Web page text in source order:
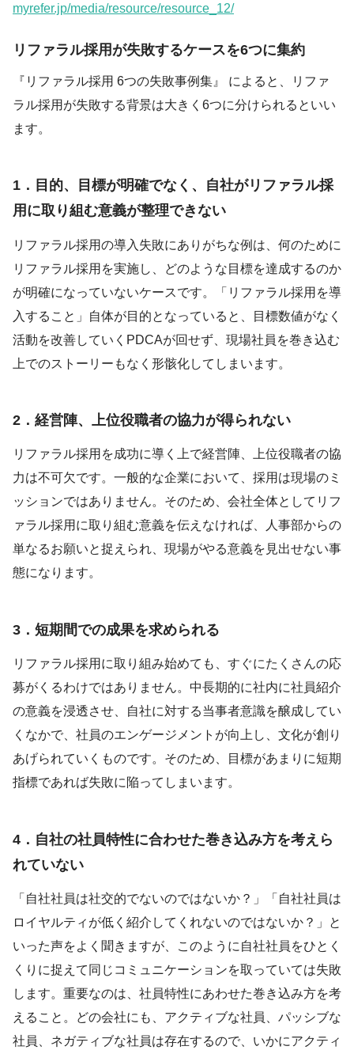
myrefer.jp/media/resource/resource_12/
リファラル採用が失敗するケースを6つに集約
『リファラル採用 6つの失敗事例集』 によると、リファ
ラル採用が失敗する背景は大きく6つに分けられるといい
ます。
1．目的、目標が明確でなく、自社がリファラル採
用に取り組む意義が整理できない
リファラル採用の導入失敗にありがちな例は、何のために
リファラル採用を実施し、どのような目標を達成するのか
が明確になっていないケースです。「リファラル採用を導
入すること」自体が目的となっていると、目標数値がなく
活動を改善していくPDCAが回せず、現場社員を巻き込む
上でのストーリーもなく形骸化してしまいます。
2．経営陣、上位役職者の協力が得られない
リファラル採用を成功に導く上で経営陣、上位役職者の協
力は不可欠です。一般的な企業において、採用は現場のミ
ッションではありません。そのため、会社全体としてリフ
ァラル採用に取り組む意義を伝えなければ、人事部からの
単なるお願いと捉えられ、現場がやる意義を見出せない事
態になります。
3．短期間での成果を求められる
リファラル採用に取り組み始めても、すぐにたくさんの応
募がくるわけではありません。中長期的に社内に社員紹介
の意義を浸透させ、自社に対する当事者意識を醸成してい
くなかで、社員のエンゲージメントが向上し、文化が創り
あげられていくものです。そのため、目標があまりに短期
指標であれば失敗に陥ってしまいます。
4．自社の社員特性に合わせた巻き込み方を考えら
れていない
「自社社員は社交的でないのではないか？」「自社社員は
ロイヤルティが低く紹介してくれないのではないか？」と
いった声をよく聞きますが、このように自社社員をひとく
くりに捉えて同じコミュニケーションを取っていては失敗
します。重要なのは、社員特性にあわせた巻き込み方を考
えること。どの会社にも、アクティブな社員、パッシブな
社員、ネガティブな社員は存在するので、いかにアクティ